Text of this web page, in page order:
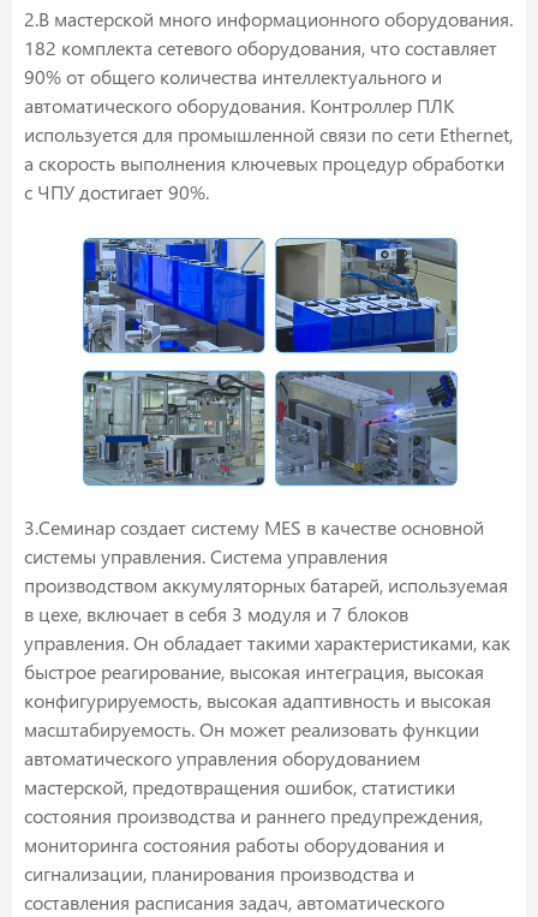
2.В мастерской много информационного оборудования.
182 комплекта сетевого оборудования, что составляет
90% от общего количества интеллектуального и
автоматического оборудования. Контроллер ПЛК
используется для промышленной связи по сети Ethernet,
а скорость выполнения ключевых процедур обработки
с ЧПУ достигает 90%.
3.Семинар создает систему MES в качестве основной
системы управления. Система управления
производством аккумуляторных батарей, используемая
в цехе, включает в себя 3 модуля и 7 блоков
управления. Он обладает такими характеристиками, как
быстрое реагирование, высокая интеграция, высокая
конфигурируемость, высокая адаптивность и высокая
масштабируемость. Он может реализовать функции
автоматического управления оборудованием
мастерской, предотвращения ошибок, статистики
состояния производства и раннего предупреждения,
мониторинга состояния работы оборудования и
сигнализации, планирования производства и
составления расписания задач, автоматического